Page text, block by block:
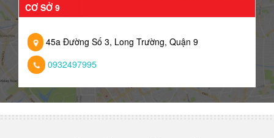
CƠ SỞ 9
45a Đường Số 3, Long Trường, Quận 9
0932497995